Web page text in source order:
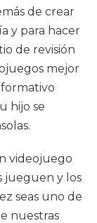
de crear
y para hacer
de revisión
mejor
hijo se
videojuego
jueguen y los
seas uno de
nuestras